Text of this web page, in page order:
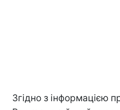
Згідно з інформацією